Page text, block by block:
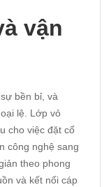
vận
bền bỉ, và
lệ. Lớp vỏ
cho việc đặt cố
công nghệ sang
theo phong
và kết nối cáp